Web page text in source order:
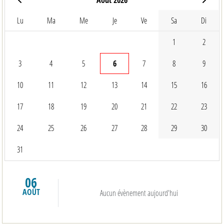
Lu Ma Me Je Ve Sa Di
1 2
3 4 5 6 7 8 9
10 11 12 13 14 15 16
17 18 19 20 21 22 23
24 25 26 27 28 29 30
31
06
AOÛT Aucun évènement aujourd'hui